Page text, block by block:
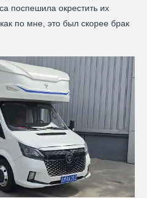
поспешила окрестить их
по мне, это был скорее брак